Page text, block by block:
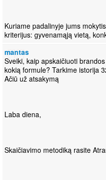
Kuriame padalinyje jums
kriterijus: gyvenamąją vietą,
mantas
Sveiki, kaip apskaičiuoti
kokią formule? Tarkime istorija
Ačiū už atsakymą
Laba diena,
Skaičiavimo metodiką rasite